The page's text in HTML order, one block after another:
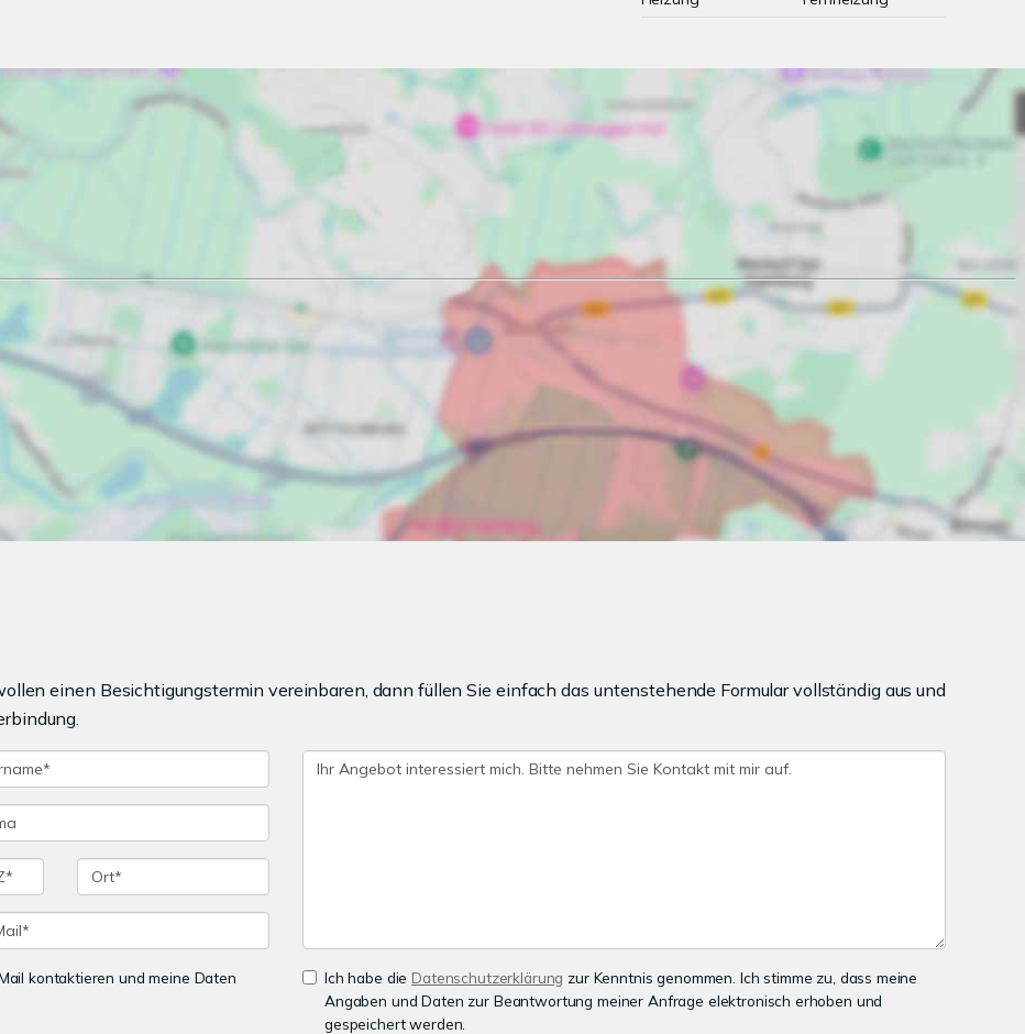
einen Besichtigungstermin vereinbaren, dann füllen Sie einfach das untenstehende Formular vollständig aus und
kontaktieren und meine Daten
Ich habe die Datenschutzerklärung zur Kenntnis genommen. Ich stimme zu, dass meine
Angaben und Daten zur Beantwortung meiner Anfrage elektronisch erhoben und
gespeichert werden.